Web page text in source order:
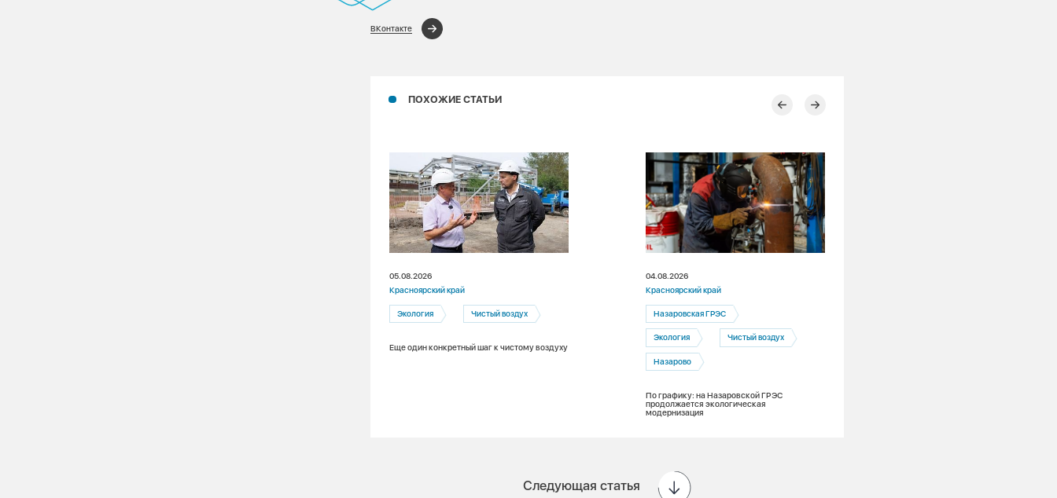
ВКонтакте
ПОХОЖИЕ СТАТЬИ
05.08.2026
Красноярский край
Экология Чистый воздух
Еще один конкретный шаг к чистому воздуху
04.08.2026
Красноярский край
Назаровская ГРЭС
Экология Чистый воздух
Назарово
По графику: на Назаровской ГРЭС
продолжается экологическая
модернизация
Следующая статья